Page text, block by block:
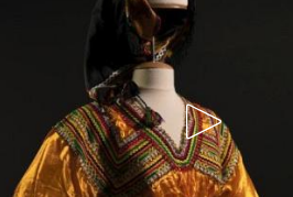
LA ROBE KABYLE